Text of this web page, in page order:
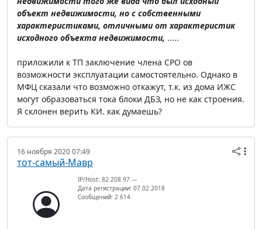
объект недвижимости, но с собственными
характеристиками, отличными от характеристик
исходного объекта недвижимости, .....
приложили к ТП заключение члена СРО ов
возможности эксплуатации самостоятельно. Однако в
МФЦ сказали что возможно откажут, т.к. из дома ИЖС
могут образоваться тока блоки ДБЗ, но не как строения.
Я склонен верить КИ. как думаешь?
16 ноября 2020 07:49
тот-самый-Мавр
IP/Host: 82.208.97.---
Дата регистрации: 07.02.2018
Сообщений: 2 614